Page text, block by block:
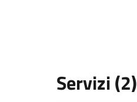
Servizi (2)